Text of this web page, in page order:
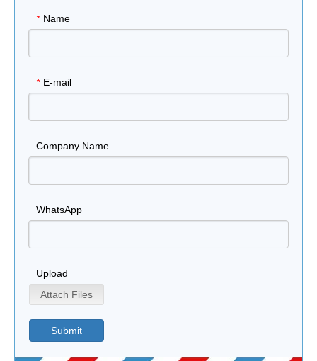
* Name
* E-mail
Company Name
WhatsApp
Upload
Attach Files
Submit